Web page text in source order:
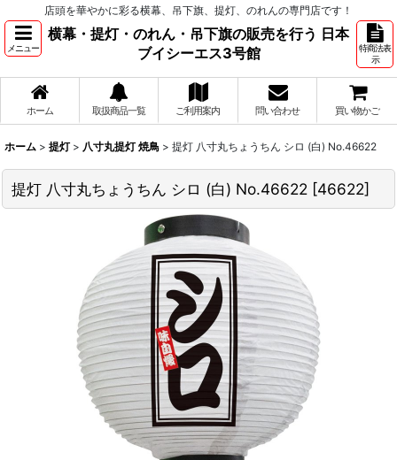
店頭を華やかに彩る横幕、吊下旗、提灯、のれんの専門店です！
メニュー
横幕・提灯・のれん・吊下旗の販売を行う 日本
ブイシーエス3号館
特商法表
示
ホーム 取扱商品一覧 ご利用案内 問い合わせ 買い物かご
ホーム > 提灯 > 八寸丸提灯 焼鳥 > 提灯 八寸丸ちょうちん シロ (白) No.46622
提灯 八寸丸ちょうちん シロ (白) No.46622 [46622]